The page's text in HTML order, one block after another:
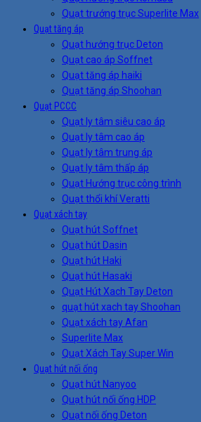
Quạt trướng trục Superlite Max
Quạt tăng áp
Quạt hướng trục Deton
Quạt cao áp Soffnet
Quạt tăng áp haiki
Quạt tăng áp Shoohan
Quạt PCCC
Quạt ly tâm siêu cao áp
Quạt ly tâm cao áp
Quạt ly tâm trung áp
Quạt ly tâm thấp áp
Quạt Hướng trục công trình
Quạt thổi khí Veratti
Quạt xách tay
Quạt hút Soffnet
Quạt hút Dasin
Quạt hút Haki
Quạt hút Hasaki
Quạt Hút Xach Tay Deton
quạt hút xach tay Shoohan
Quạt xách tay Afan
Superlite Max
Quạt Xách Tay Super Win
Quạt hút nối ống
Quạt hút Nanyoo
Quạt hút nối ống HDP
Quạt nối ống Deton